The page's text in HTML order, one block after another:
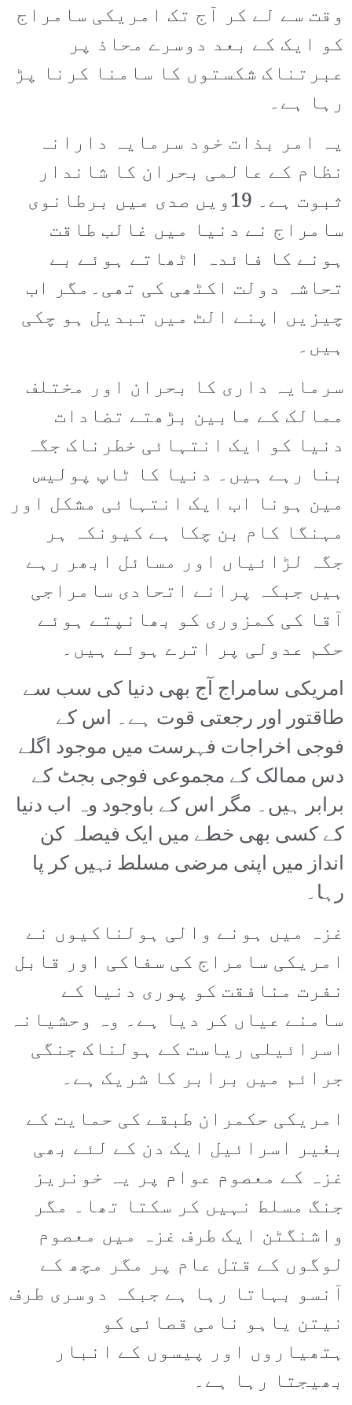
وقت سے لے کر آج تک امریکی سامراج
کو ایک کے بعد دوسرے محاذ پر
عبرتناک شکستوں کا سامنا کرنا پڑ
رہا ہے۔
یہ امر بذات خود سرمایہ دارانہ
نظام کے عالمی بحران کا شاندار
ثبوت ہے۔ 19ویں صدی میں برطانوی
سامراج نے دنیا میں غالب طاقت
ہونے کا فائدہ اٹھاتے ہوئے بے
تحاشہ دولت اکٹھی کی تھی۔مگر اب
چیزیں اپنے الٹ میں تبدیل ہو چکی
ہیں۔
سرمایہ داری کا بحران اور مختلف
ممالک کے مابین بڑھتے تضادات
دنیا کو ایک انتہائی خطرناک جگہ
بنا رہے ہیں۔ دنیا کا ٹاپ پولیس
مین ہونا اب ایک انتہائی مشکل اور
مہنگا کام بن چکا ہے کیونکہ ہر
جگہ لڑائیاں اور مسائل ابھر رہے
ہیں جبکہ پرانے اتحادی سامراجی
آقا کی کمزوری کو بھانپتے ہوئے
حکم عدولی پر اترے ہوئے ہیں۔
امریکی سامراج آج بھی دنیا کی سب سے
طاقتور اور رجعتی قوت ہے۔ اس کے
فوجی اخراجات فہرست میں موجود اگلے
دس ممالک کے مجموعی فوجی بجٹ کے
برابر ہیں۔ مگر اس کے باوجود وہ اب دنیا
کے کسی بھی خطے میں ایک فیصلہ کن
انداز میں اپنی مرضی مسلط نہیں کر پا
رہا۔
غزہ میں ہونے والی ہولناکیوں نے
امریکی سامراج کی سفاکی اور قابل
نفرت منافقت کو پوری دنیا کے
سامنے عیاں کر دیا ہے۔ وہ وحشیانہ
اسرائیلی ریاست کے ہولناک جنگی
جرائم میں برابر کا شریک ہے۔
امریکی حکمران طبقے کی حمایت کے
بغیر اسرائیل ایک دن کے لئے بھی
غزہ کے معصوم عوام پر یہ خونریز
جنگ مسلط نہیں کر سکتا تھا۔ مگر
واشنگٹن ایک طرف غزہ میں معصوم
لوگوں کے قتل عام پر مگر مچھ کے
آنسو بہاتا رہا ہے جبکہ دوسری طرف
نیتن یاہو نامی قصائی کو
ہتھیاروں اور پیسوں کے انبار
بھیجتا رہا ہے۔